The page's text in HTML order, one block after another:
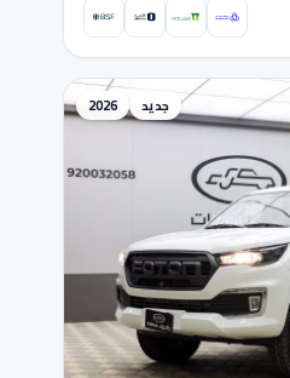
جديد 2026